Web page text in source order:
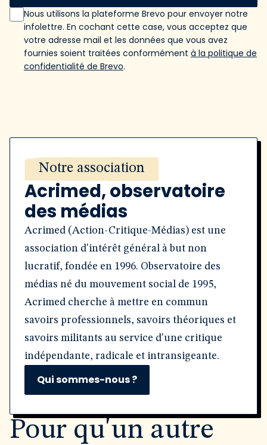
Nous utilisons la plateforme Brevo pour envoyer notre
infolettre. En cochant cette case, vous acceptez que
votre adresse mail et les données que vous avez
fournies soient traitées conformément à la politique de
confidentialité de Brevo.
Notre association
Acrimed, observatoire
des médias
Acrimed (Action-Critique-Médias) est une
association d'intérêt général à but non
lucratif, fondée en 1996. Observatoire des
médias né du mouvement social de 1995,
Acrimed cherche à mettre en commun
savoirs professionnels, savoirs théoriques et
savoirs militants au service d'une critique
indépendante, radicale et intransigeante.
Qui sommes-nous ?
Pour qu'un autre